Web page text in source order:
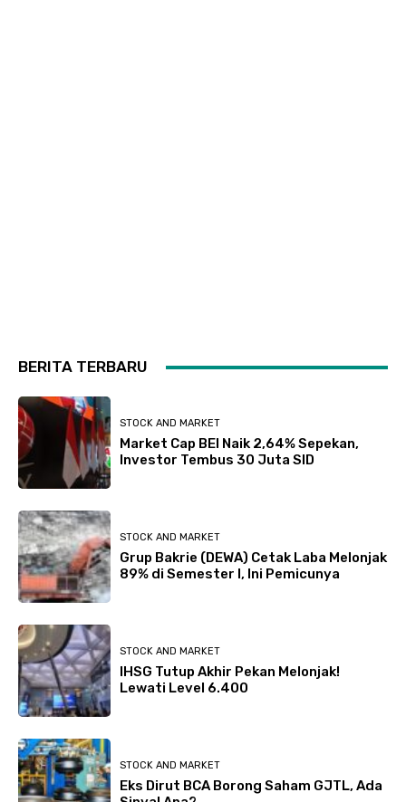
BERITA TERBARU
STOCK AND MARKET
Market Cap BEI Naik 2,64% Sepekan,
Investor Tembus 30 Juta SID
STOCK AND MARKET
Grup Bakrie (DEWA) Cetak Laba Melonjak
89% di Semester I, Ini Pemicunya
STOCK AND MARKET
IHSG Tutup Akhir Pekan Melonjak!
Lewati Level 6.400
STOCK AND MARKET
Eks Dirut BCA Borong Saham GJTL, Ada